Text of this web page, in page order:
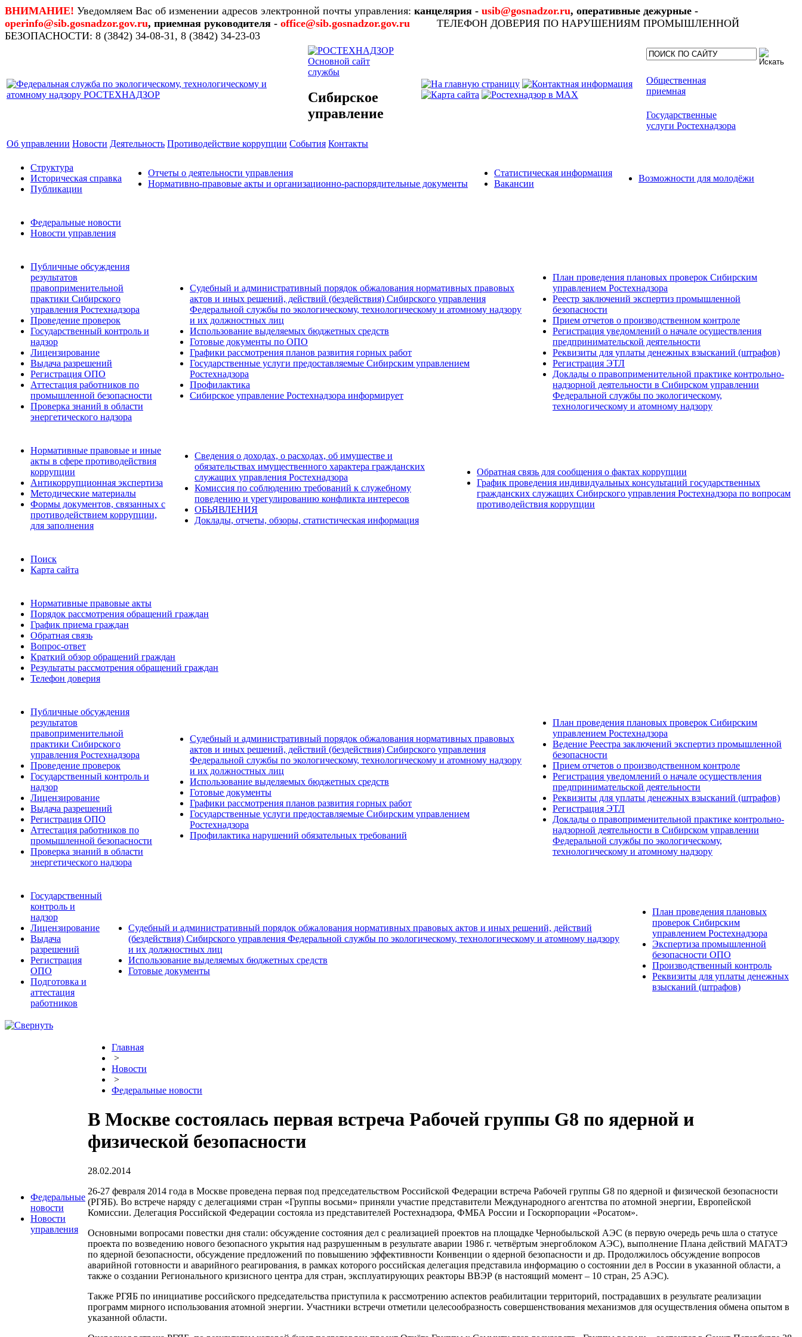
ВНИМАНИЕ! Уведомляем Вас об изменении адресов электронной почты управления: канцелярия - usib@gosnadzor.ru, оперативные дежурные -
operinfo@sib.gosnadzor.gov.ru, приемная руководителя - office@sib.gosnadzor.gov.ru
ТЕЛЕФОН ДОВЕРИЯ ПО НАРУШЕНИЯМ ПРОМЫШЛЕННОЙ
БЕЗОПАСНОСТИ: 8 (3842) 34-08-31, 8 (3842) 34-23-03
Основной сайт
службы
Сибирское
управление
Общественная
приемная
Государственные
услуги Ростехнадзора
Об управлении Новости Деятельность Противодействие коррупции События Контакты
Структура
Историческая справка
Публикации
Отчеты о деятельности управления
Нормативно-правовые акты и организационно-распорядительные документы
Статистическая информация
Вакансии
Возможности для молодёжи
Федеральные новости
Новости управления
Публичные обсуждения
результатов
правоприменительной
практики Сибирского
управления Ростехнадзора
Проведение проверок
Государственный контроль и
надзор
Лицензирование
Выдача разрешений
Регистрация ОПО
Аттестация работников по
промышленной безопасности
Проверка знаний в области
энергетического надзора
Судебный и административный порядок обжалования нормативных правовых
актов и иных решений, действий (бездействия) Сибирского управления
Федеральной службы по экологическому, технологическому и атомному надзору
и их должностных лиц
Использование выделяемых бюджетных средств
Готовые документы по ОПО
Графики рассмотрения планов развития горных работ
Государственные услуги предоставляемые Сибирским управлением
Ростехнадзора
Профилактика
Сибирское управление Ростехнадзора информирует
План проведения плановых проверок Сибирским
управлением Ростехнадзора
Реестр заключений экспертиз промышленной
безопасности
Прием отчетов о производственном контроле
Регистрация уведомлений о начале осуществления
предпринимательской деятельности
Реквизиты для уплаты денежных взысканий (штрафов)
Регистрация ЭТЛ
Доклады о правоприменительной практике контрольно-
надзорной деятельности в Сибирском управлении
Федеральной службы по экологическому,
технологическому и атомному надзору
Нормативные правовые и иные
акты в сфере противодействия
коррупции
Антикоррупционная экспертиза
Методические материалы
Формы документов, связанных с
противодействием коррупции,
для заполнения
Сведения о доходах, о расходах, об имуществе и
обязательствах имущественного характера гражданских
служащих управления Ростехнадзора
Комиссия по соблюдению требований к служебному
поведению и урегулированию конфликта интересов
ОБЬЯВЛЕНИЯ
Доклады, отчеты, обзоры, статистическая информация
Обратная связь для сообщения о фактах коррупции
График проведения индивидуальных консультаций государственных
гражданских служащих Сибирского управления Ростехнадзора по вопросам
противодействия коррупции
Поиск
Карта сайта
Нормативные правовые акты
Порядок рассмотрения обращений граждан
График приема граждан
Обратная связь
Вопрос-ответ
Краткий обзор обращений граждан
Результаты рассмотрения обращений граждан
Телефон доверия
Публичные обсуждения
результатов
правоприменительной
практики Сибирского
управления Ростехнадзора
Проведение проверок
Государственный контроль и
надзор
Лицензирование
Выдача разрешений
Регистрация ОПО
Аттестация работников по
промышленной безопасности
Проверка знаний в области
энергетического надзора
Судебный и административный порядок обжалования нормативных правовых
актов и иных решений, действий (бездействия) Сибирского управления
Федеральной службы по экологическому, технологическому и атомному надзору
и их должностных лиц
Использование выделяемых бюджетных средств
Готовые документы
Графики рассмотрения планов развития горных работ
Государственные услуги предоставляемые Сибирским управлением
Ростехнадзора
Профилактика нарушений обязательных требований
План проведения плановых проверок Сибирским
управлением Ростехнадзора
Ведение Реестра заключений экспертиз промышленной
безопасности
Прием отчетов о производственном контроле
Регистрация уведомлений о начале осуществления
предпринимательской деятельности
Реквизиты для уплаты денежных взысканий (штрафов)
Регистрация ЭТЛ
Доклады о правоприменительной практике контрольно-
надзорной деятельности в Сибирском управлении
Федеральной службы по экологическому,
технологическому и атомному надзору
Государственный
контроль и
надзор
Лицензирование
Выдача
разрешений
Регистрация
ОПО
Подготовка и
аттестация
работников
Судебный и административный порядок обжалования нормативных правовых актов и иных решений, действий
(бездействия) Сибирского управления Федеральной службы по экологическому, технологическому и атомному надзору
и их должностных лиц
Использование выделяемых бюджетных средств
Готовые документы
План проведения плановых
проверок Сибирским
управлением Ростехнадзора
Экспертиза промышленной
безопасности ОПО
Производственный контроль
Реквизиты для уплаты денежных
взысканий (штрафов)
Федеральные
новости
Новости
управления
Главная
>
Новости
>
Федеральные новости
В Москве состоялась первая встреча Рабочей группы G8 по ядерной и
физической безопасности
28.02.2014
26-27 февраля 2014 года в Москве проведена первая под председательством Российской Федерации встреча Рабочей группы G8 по ядерной и физической безопасности
(РГЯБ). Во встрече наряду с делегациями стран «Группы восьми» приняли участие представители Международного агентства по атомной энергии, Европейской
Комиссии. Делегация Российской Федерации состояла из представителей Ростехнадзора, ФМБА России и Госкорпорации «Росатом».
Основными вопросами повестки дня стали: обсуждение состояния дел с реализацией проектов на площадке Чернобыльской АЭС (в первую очередь речь шла о статусе
проекта по возведению нового безопасного укрытия над разрушенным в результате аварии 1986 г. четвёртым энергоблоком АЭС), выполнение Плана действий МАГАТЭ
по ядерной безопасности, обсуждение предложений по повышению эффективности Конвенции о ядерной безопасности и др. Продолжилось обсуждение вопросов
аварийной готовности и аварийного реагирования, в рамках которого российская делегация представила информацию о состоянии дел в России в указанной области, а
также о создании Регионального кризисного центра для стран, эксплуатирующих реакторы ВВЭР (в настоящий момент – 10 стран, 25 АЭС).
Также РГЯБ по инициативе российского председательства приступила к рассмотрению аспектов реабилитации территорий, пострадавших в результате реализации
программ мирного использования атомной энергии. Участники встречи отметили целесообразность совершенствования механизмов для осуществления обмена опытом в
указанной области.